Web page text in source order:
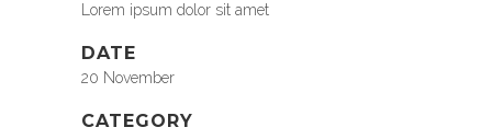
Lorem ipsum dolor sit amet
DATE
20 November
CATEGORY